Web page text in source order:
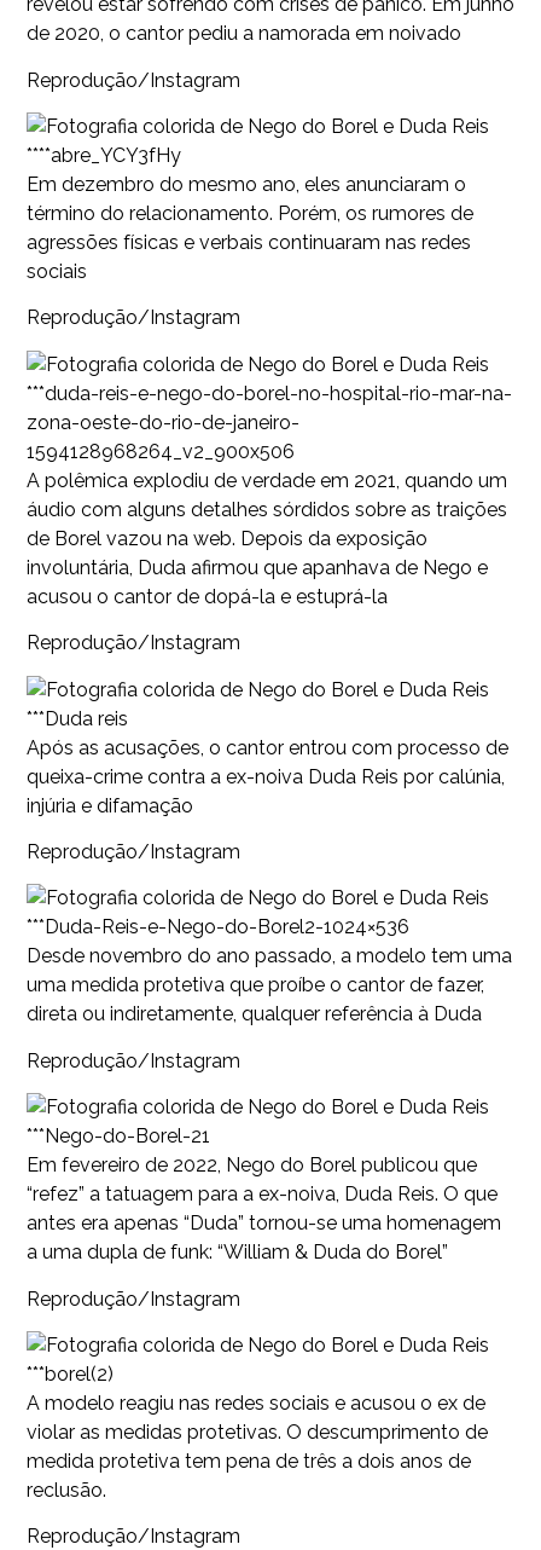
de 2020, o cantor pediu a namorada em noivado
Reprodução/Instagram
****abre_YCY3fHy
Em dezembro do mesmo ano, eles anunciaram o
término do relacionamento. Porém, os rumores de
agressões físicas e verbais continuaram nas redes
sociais
Reprodução/Instagram
***duda-reis-e-nego-do-borel-no-hospital-rio-mar-na-
zona-oeste-do-rio-de-janeiro-
1594128968264_v2_900x506
A polêmica explodiu de verdade em 2021, quando um
áudio com alguns detalhes sórdidos sobre as traições
de Borel vazou na web. Depois da exposição
involuntária, Duda afirmou que apanhava de Nego e
acusou o cantor de dopá-la e estuprá-la
Reprodução/Instagram
***Duda reis
Após as acusações, o cantor entrou com processo de
queixa-crime contra a ex-noiva Duda Reis por calúnia,
injúria e difamação
Reprodução/Instagram
***Duda-Reis-e-Nego-do-Borel2-1024×536
Desde novembro do ano passado, a modelo tem uma
uma medida protetiva que proíbe o cantor de fazer,
direta ou indiretamente, qualquer referência à Duda
Reprodução/Instagram
***Nego-do-Borel-21
Em fevereiro de 2022, Nego do Borel publicou que
“refez” a tatuagem para a ex-noiva, Duda Reis. O que
antes era apenas “Duda” tornou-se uma homenagem
a uma dupla de funk: “William & Duda do Borel”
Reprodução/Instagram
***borel(2)
A modelo reagiu nas redes sociais e acusou o ex de
violar as medidas protetivas. O descumprimento de
medida protetiva tem pena de três a dois anos de
reclusão.
Reprodução/Instagram